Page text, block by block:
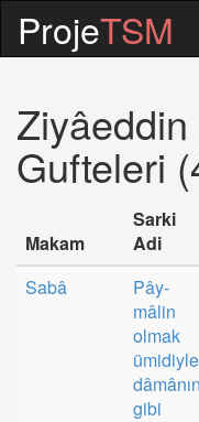
ProjeTSM
Gufteleri
Makam
Sarki
Adi
Sabâ
Pây-
mâlin
olmak
ümidiyle
dâmânın
gibi